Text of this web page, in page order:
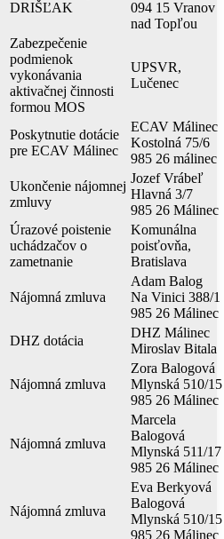
DRIŠĽAK
094 15 Vranov
nad Topľou
Zabezpečenie
podmienok
vykonávania
aktivačnej činnosti
formou MOS
UPSVR,
Lučenec
Poskytnutie dotácie
pre ECAV Málinec
ECAV Málinec
Kostolná 75/6
985 26 málinec
Ukončenie nájomnej
zmluvy
Jozef Vrábeľ
Hlavná 3/7
985 26 Málinec
Úrazové poistenie
uchádzačov o
zametnanie
Komunálna
poisťovňa,
Bratislava
Nájomná zmluva
Adam Balog
Na Vinici 388/1
985 26 Málinec
DHZ dotácia
DHZ Málinec
Miroslav Bitala
Nájomná zmluva
Zora Balogová
Mlynská 510/15
985 26 Málinec
Nájomná zmluva
Marcela
Balogová
Mlynská 511/17
985 26 Málinec
Nájomná zmluva
Eva Berkyová
Balogová
Mlynská 510/15
985 26 Málinec